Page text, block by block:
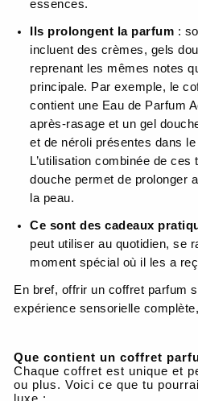
essences.
Ils prolongent la parfum :
incluent des crèmes, gels
reprenant les mêmes notes
principale. Par exemple, le
contient une Eau de Parfum
après-rasage et un gel
et de néroli présentes dans
L’utilisation combinée de
douche permet de prolonger
la peau.
Ce sont des cadeaux
peut utiliser au quotidien, se
moment spécial où il les a
En bref, offrir un coffret parfum
expérience sensorielle
Que contient un coffret
Chaque coffret est unique et
ou plus. Voici ce que tu